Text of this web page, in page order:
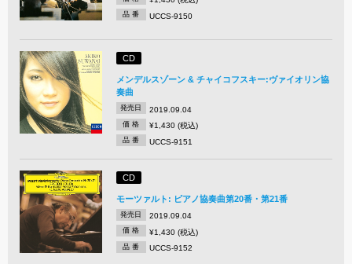
品 番 UCCS-9150
CD
メンデルスゾーン & チャイコフスキー:ヴァイオリン協
奏曲
発売日 2019.09.04
価 格 ¥1,430 (税込)
品 番 UCCS-9151
CD
モーツァルト: ピアノ協奏曲第20番・第21番
発売日 2019.09.04
価 格 ¥1,430 (税込)
品 番 UCCS-9152